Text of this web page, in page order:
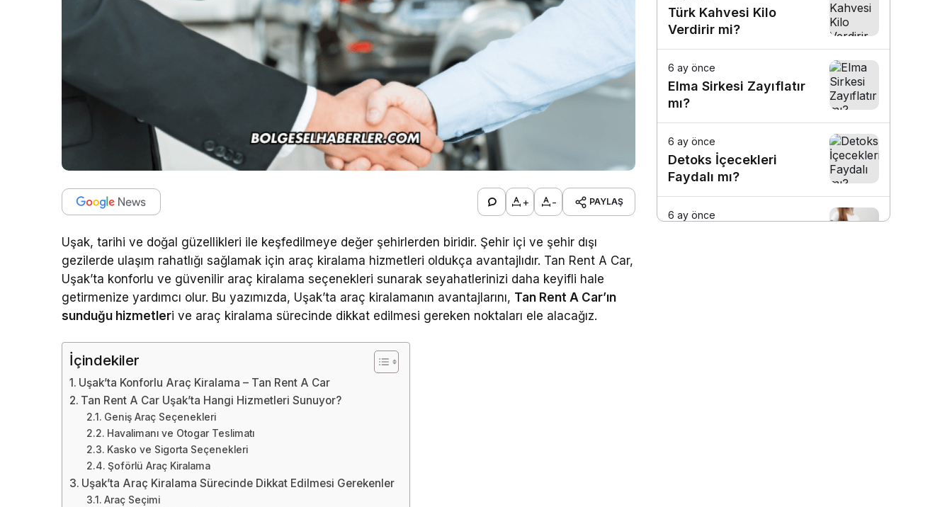
+ - PAYLAŞ
Uşak, tarihi ve doğal güzellikleri ile keşfedilmeye değer şehirlerden biridir. Şehir içi ve şehir dışı
gezilerde ulaşım rahatlığı sağlamak için araç kiralama hizmetleri oldukça avantajlıdır. Tan Rent A Car,
Uşak’ta konforlu ve güvenilir araç kiralama seçenekleri sunarak seyahatlerinizi daha keyifli hale
getirmenize yardımcı olur. Bu yazımızda, Uşak’ta araç kiralamanın avantajlarını, Tan Rent A Car’ın
sunduğu hizmetleri ve araç kiralama sürecinde dikkat edilmesi gereken noktaları ele alacağız.
İçindekiler
Uşak’ta Konforlu Araç Kiralama – Tan Rent A Car
Tan Rent A Car Uşak’ta Hangi Hizmetleri Sunuyor?
Geniş Araç Seçenekleri
Havalimanı ve Otogar Teslimatı
Kasko ve Sigorta Seçenekleri
Şoförlü Araç Kiralama
Uşak’ta Araç Kiralama Sürecinde Dikkat Edilmesi Gerekenler
Araç Seçimi
Türk Kahvesi Kilo
Verdirir mi?
6 ay önce
Elma Sirkesi Zayıflatır
mı?
6 ay önce
Detoks İçecekleri
Faydalı mı?
6 ay önce